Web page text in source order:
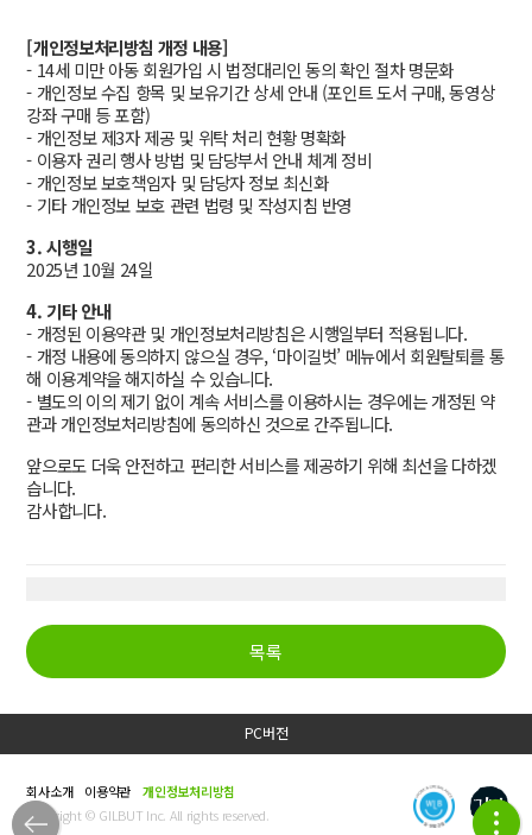
[개인정보처리방침 개정 내용]
- 14세 미만 아동 회원가입 시 법정대리인 동의 확인 절차 명문화
- 개인정보 수집 항목 및 보유기간 상세 안내 (포인트 도서 구매, 동영상
강좌 구매 등 포함)
- 개인정보 제3자 제공 및 위탁 처리 현황 명확화
- 이용자 권리 행사 방법 및 담당부서 안내 체계 정비
- 개인정보 보호책임자 및 담당자 정보 최신화
- 기타 개인정보 보호 관련 법령 및 작성지침 반영
3. 시행일
2025년 10월 24일
4. 기타 안내
- 개정된 이용약관 및 개인정보처리방침은 시행일부터 적용됩니다.
- 개정 내용에 동의하지 않으실 경우, ‘마이길벗’ 메뉴에서 회원탈퇴를 통
해 이용계약을 해지하실 수 있습니다.
- 별도의 이의 제기 없이 계속 서비스를 이용하시는 경우에는 개정된 약
관과 개인정보처리방침에 동의하신 것으로 간주됩니다.
앞으로도 더욱 안전하고 편리한 서비스를 제공하기 위해 최선을 다하겠
습니다.
감사합니다.
목록
PC버전
회사소개 이용약관
개인정보처리방침
Copyright © GILBUT Inc. All rights reserved.